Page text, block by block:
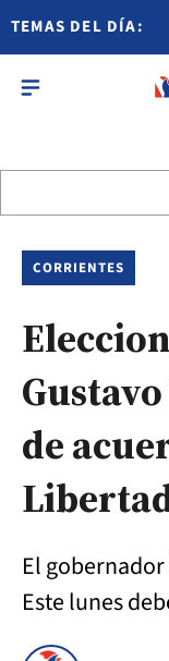
TEMAS DEL DÍA:
CORRIENTES
de
El
Este lunes